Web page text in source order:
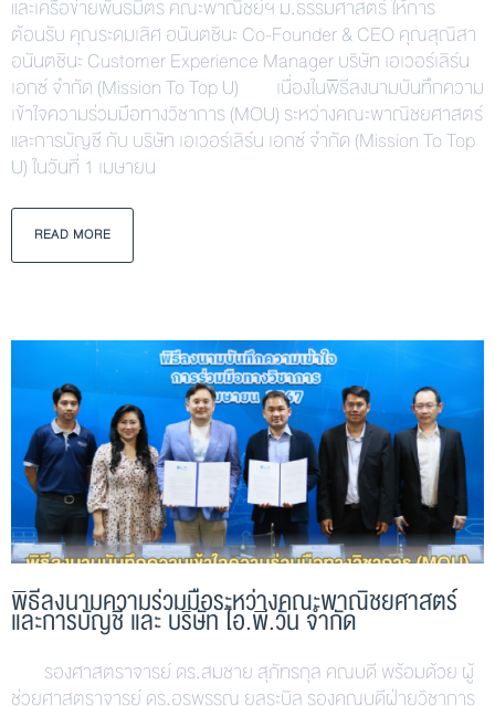
และเครือข่ายพันธมิตร คณะพาณิชย์ฯ ม.ธรรมศาสตร์ ให้การ
ต้อนรับ คุณระดมเลิศ อนันตชินะ Co-Founder & CEO คุณสุณิสา
อนันตชินะ Customer Experience Manager บริษัท เอเวอร์เลิร์น
เอกซ์ จำกัด (Mission To Top U) เนื่องในพิธีลงนามบันทึกความ
เข้าใจความร่วมมือทางวิชาการ (MOU) ระหว่างคณะพาณิชยศาสตร์
และการบัญชี กับ บริษัท เอเวอร์เลิร์น เอกซ์ จำกัด (Mission To Top
U) ในวันที่ 1 เมษายน
READ MORE
พิธีลงนามความร่วมมือระหว่างคณะพาณิชยศาสตร์
และการบัญชี และ บริษัท ไอ.พี.วัน จำกัด
รองศาสตราจารย์ ดร.สมชาย สุภัทรกุล คณบดี พร้อมด้วย ผู้
ช่วยศาสตราจารย์ ดร.อรพรรณ ยลระบิล รองคณบดีฝ่ายวิชาการ